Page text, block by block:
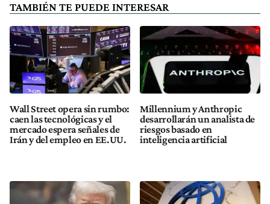
TAMBIÉN TE PUEDE INTERESAR
Wall Street opera sin rumbo:
caen las tecnológicas y el
mercado espera señales de
Irán y del empleo en EE.UU.
Millennium y Anthropic
desarrollarán un analista de
riesgos basado en
inteligencia artificial